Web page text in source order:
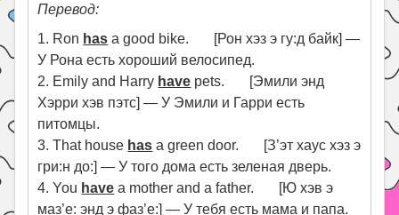
Перевод:
1. Ron has a good bike. [Рон хэз э гу:д байк] —
У Рона есть хороший велосипед.
2. Emily and Harry have pets. [Эмили энд
Хэрри хэв пэтс] — У Эмили и Гарри есть
питомцы.
3. That house has a green door. [З’эт хаус хэз э
гри:н до:] — У того дома есть зеленая дверь.
4. You have a mother and a father. [Ю хэв э
маз’е: энд э фаз’е:] — У тебя есть мама и папа.